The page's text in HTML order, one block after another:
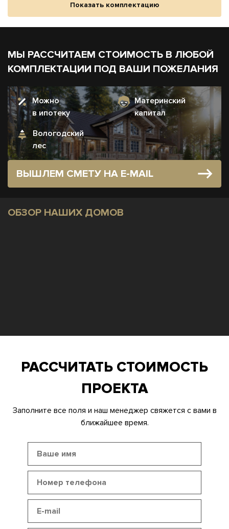
Показать комплектацию
МЫ РАССЧИТАЕМ СТОИМОСТЬ В ЛЮБОЙ
КОМПЛЕКТАЦИИ ПОД ВАШИ ПОЖЕЛАНИЯ
Можно
в ипотеку
Материнский
капитал
Вологодский
лес
ВЫШЛЕМ СМЕТУ НА E-MAIL
ОБЗОР НАШИХ ДОМОВ
РАССЧИТАТЬ СТОИМОСТЬ
ПРОЕКТА
Заполните все поля и наш менеджер свяжется с вами в
ближайшее время.